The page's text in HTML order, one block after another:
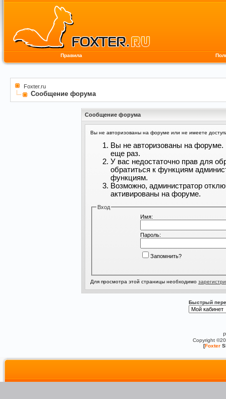
Правила
Foxter.ru
Сообщение форума
Сообщение форума
Вы не авторизованы на форуме или не имеете
Вы не авторизованы на форуме.
еще раз.
У вас недостаточно прав для
обратиться к функциям
функциям.
Возможно, администратор
активированы на форуме.
Вход
Имя:
Пароль:
Запомнить?
Для просмотра этой страницы необходимо
Быстрый
Copyright
[Foxter